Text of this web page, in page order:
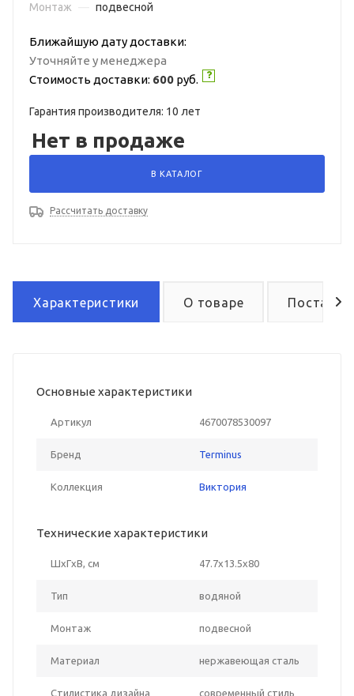
Монтаж
подвесной
Ближайшую дату доставки:
Уточняйте у менеджера
Стоимость доставки: 600 руб.
Гарантия производителя: 10 лет
Нет в продаже
В КАТАЛОГ
Рассчитать доставку
Характеристики О товаре Поставка
Основные характеристики
Артикул 4670078530097
Бренд Terminus
Коллекция Виктория
Технические характеристики
ШxГxВ, см 47.7x13.5x80
Тип водяной
Монтаж подвесной
Материал нержавеющая сталь
Стилистика дизайна современный стиль